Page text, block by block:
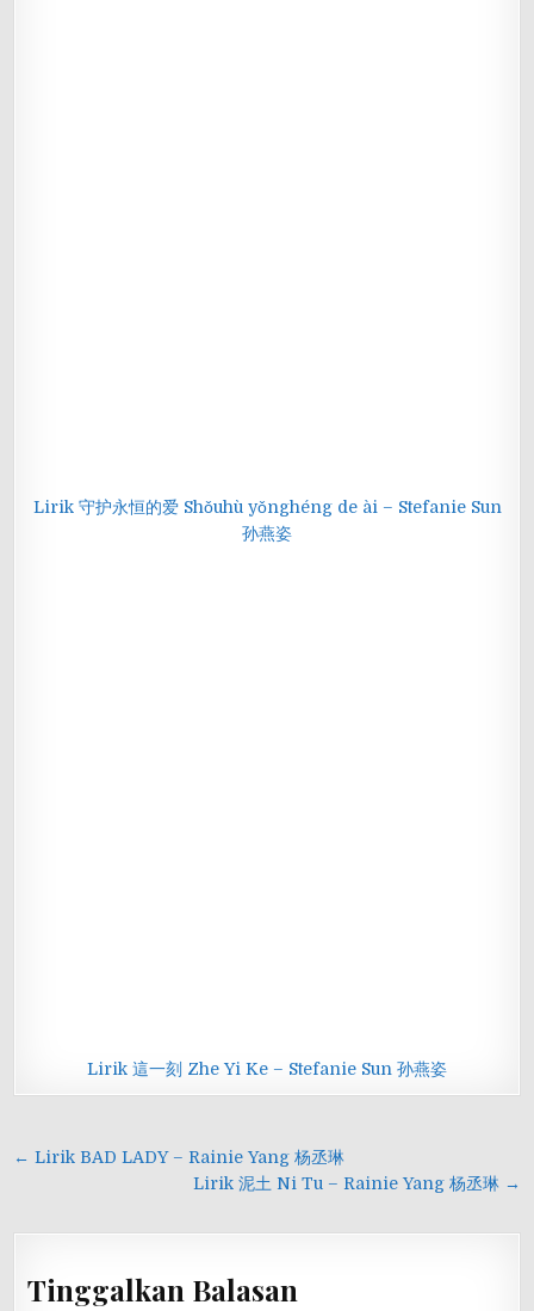
Lirik 守护永恒的爱 Shǒuhù yǒnghéng de ài – Stefanie Sun
孙燕姿
Lirik 這一刻 Zhe Yi Ke – Stefanie Sun 孙燕姿
Navigasi
← Lirik BAD LADY – Rainie Yang 杨丞琳
Lirik 泥土 Ni Tu – Rainie Yang 杨丞琳 →
Tinggalkan Balasan